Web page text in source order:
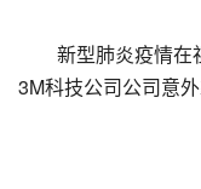
新型肺炎疫情在
3M科技公司公司意